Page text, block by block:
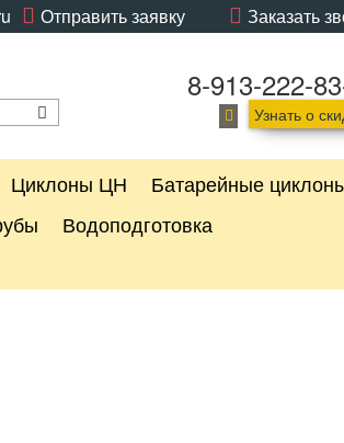
Заказать
Отправить заявку
8-913-222-
Узнать о
Циклоны ЦН
Батарейные
Водоподготовка